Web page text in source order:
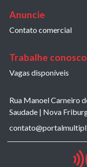
Anuncie
Contato comercial
Trabalhe conosco
Vagas disponíveis
Rua Manoel Carneiro
Saudade | Nova